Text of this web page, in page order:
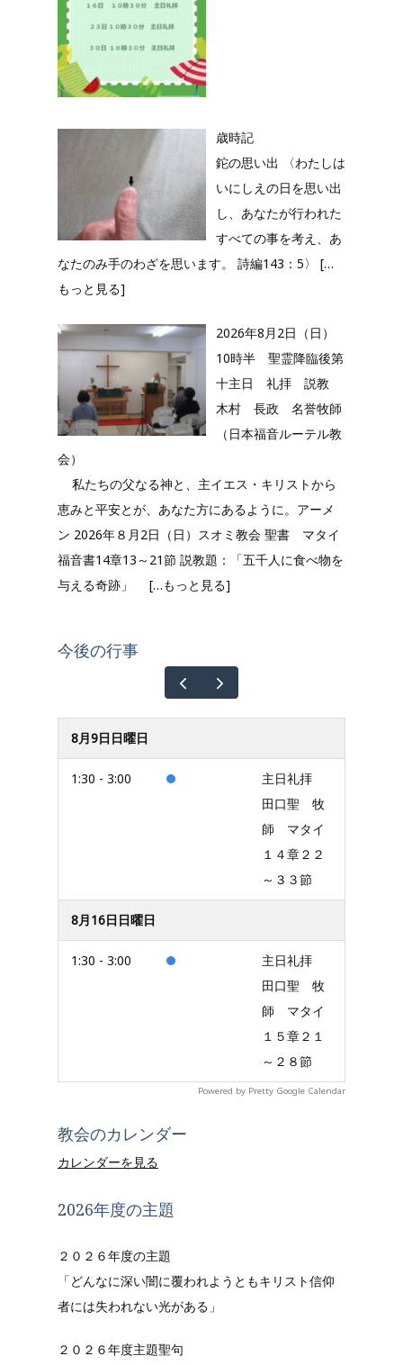
歳時記
鉈の思い出 〈わたしは
いにしえの日を思い出
し、あなたが行われた
すべての事を考え、あ
なたのみ手のわざを思います。 詩編143：5〉 […
もっと見る]
2026年8月2日（日）
10時半 聖霊降臨後第
十主日 礼拝 説教
木村 長政 名誉牧師
（日本福音ルーテル教
会）
私たちの父なる神と、主イエス・キリストから
恵みと平安とが、あなた方にあるように。アーメ
ン 2026年８月2日（日）スオミ教会 聖書 マタイ
福音書14章13～21節 説教題：「五千人に食べ物を
与える奇跡」 […もっと見る]
今後の行事
8月9日日曜日
1:30 - 3:00
主日礼拝
田口聖 牧
師 マタイ
１４章２２
～３３節
8月16日日曜日
1:30 - 3:00
主日礼拝
田口聖 牧
師 マタイ
１５章２１
～２８節
Powered by Pretty Google Calendar
教会のカレンダー
カレンダーを見る
2026年度の主題
２０２６年度の主題
「どんなに深い闇に覆われようともキリスト信仰
者には失われない光がある」
２０２６年度主題聖句